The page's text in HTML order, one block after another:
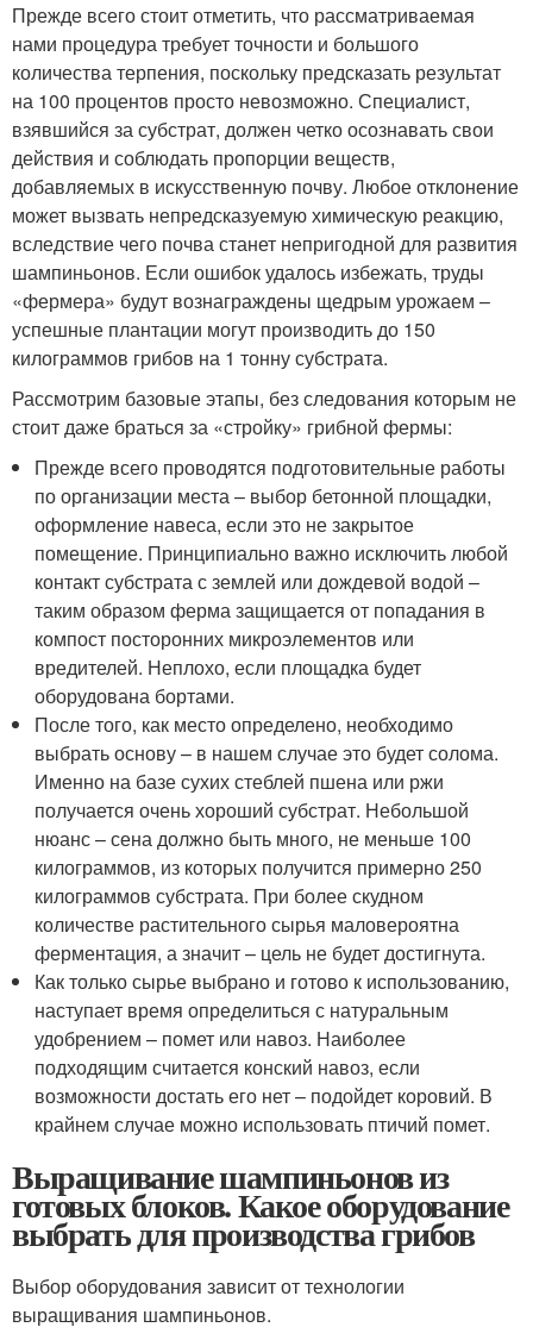
Прежде всего стоит отметить, что рассматриваемая
нами процедура требует точности и большого
количества терпения, поскольку предсказать результат
на 100 процентов просто невозможно. Специалист,
взявшийся за субстрат, должен четко осознавать свои
действия и соблюдать пропорции веществ,
добавляемых в искусственную почву. Любое отклонение
может вызвать непредсказуемую химическую реакцию,
вследствие чего почва станет непригодной для развития
шампиньонов. Если ошибок удалось избежать, труды
«фермера» будут вознаграждены щедрым урожаем –
успешные плантации могут производить до 150
килограммов грибов на 1 тонну субстрата.
Рассмотрим базовые этапы, без следования которым не
стоит даже браться за «стройку» грибной фермы:
Прежде всего проводятся подготовительные работы
по организации места – выбор бетонной площадки,
оформление навеса, если это не закрытое
помещение. Принципиально важно исключить любой
контакт субстрата с землей или дождевой водой –
таким образом ферма защищается от попадания в
компост посторонних микроэлементов или
вредителей. Неплохо, если площадка будет
оборудована бортами.
После того, как место определено, необходимо
выбрать основу – в нашем случае это будет солома.
Именно на базе сухих стеблей пшена или ржи
получается очень хороший субстрат. Небольшой
нюанс – сена должно быть много, не меньше 100
килограммов, из которых получится примерно 250
килограммов субстрата. При более скудном
количестве растительного сырья маловероятна
ферментация, а значит – цель не будет достигнута.
Как только сырье выбрано и готово к использованию,
наступает время определиться с натуральным
удобрением – помет или навоз. Наиболее
подходящим считается конский навоз, если
возможности достать его нет – подойдет коровий. В
крайнем случае можно использовать птичий помет.
Выращивание шампиньонов из
готовых блоков. Какое оборудование
выбрать для производства грибов
Выбор оборудования зависит от технологии
выращивания шампиньонов.